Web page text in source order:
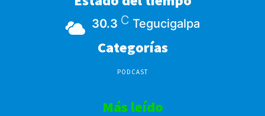
30.3 C Tegucigalpa
Categorías
PODCAST
Más leído